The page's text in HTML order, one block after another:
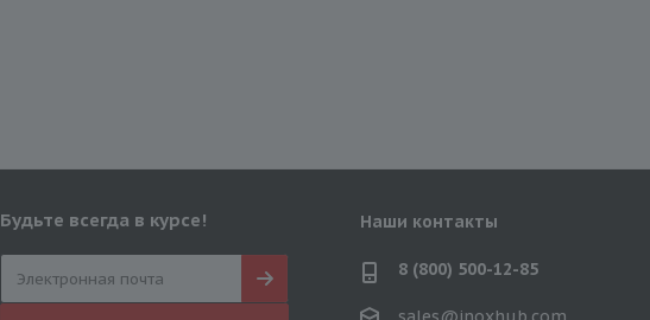
Будьте всегда в курсе! Наши контакты
8 (800) 500-12-85